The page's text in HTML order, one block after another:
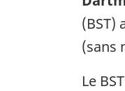
(BST)
(sans
Le